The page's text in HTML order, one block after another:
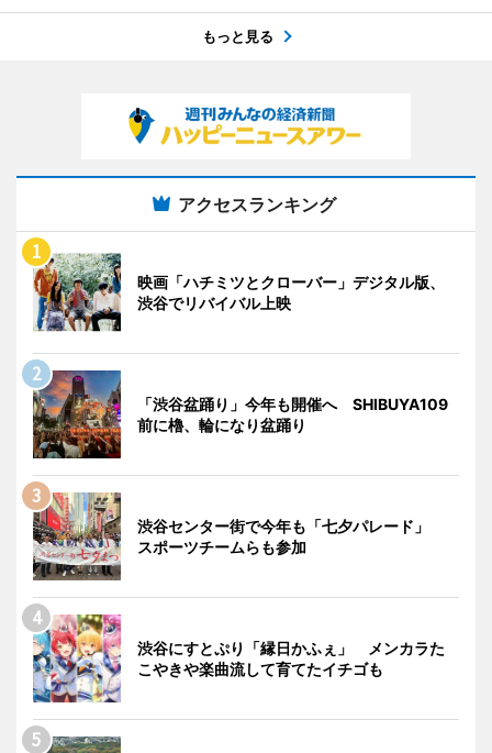
もっと見る
アクセスランキング
映画「ハチミツとクローバー」デジタル版、
渋谷でリバイバル上映
「渋谷盆踊り」今年も開催へ SHIBUYA109
前に櫓、輪になり盆踊り
渋谷センター街で今年も「七夕パレード」
スポーツチームらも参加
渋谷にすとぷり「縁日かふぇ」 メンカラた
こやきや楽曲流して育てたイチゴも